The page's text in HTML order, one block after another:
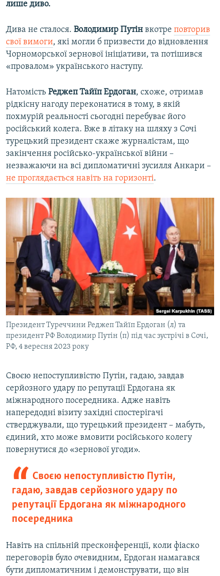
лише диво.
Дива не сталося. Володимир Путін вкотре повторив
свої вимоги, які могли б призвести до відновлення
Чорноморської зернової ініціативи, та потішився
«провалом» українського наступу.
Натомість Реджеп Тайїп Ердоган, схоже, отримав
рідкісну нагоду переконатися в тому, в якій
похмурій реальності сьогодні перебуває його
російський колега. Вже в літаку на шляху з Сочі
турецький президент скаже журналістам, що
закінчення російсько-української війни –
незважаючи на всі дипломатичні зусилля Анкари –
не проглядається навіть на горизонті.
Президент Туреччини Реджеп Тайїп Ердоган (л) та
президент РФ Володимир Путін (п) під час зустрічі в Сочі,
РФ, 4 вересня 2023 року
Своєю непоступливістю Путін, гадаю, завдав
серйозного удару по репутації Ердогана як
міжнародного посередника. Адже навіть
напередодні візиту західні спостерігачі
стверджували, що турецький президент – мабуть,
єдиний, хто може вмовити російського колегу
повернутися до «зернової угоди».
Своєю непоступливістю Путін,
гадаю, завдав серйозного удару по
репутації Ердогана як міжнародного
посередника
Навіть на спільній пресконференції, коли фіаско
переговорів було очевидним, Ердоган намагався
бути дипломатичним і демонструвати, що він